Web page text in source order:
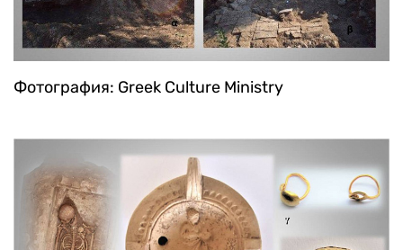
Фотография: Greek Culture Ministry